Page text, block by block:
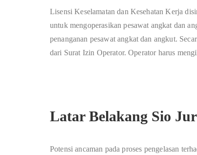
Lisensi Keselamatan dan Kesehatan Kerja
untuk mengoperasikan pesawat angkat dan
penanganan pesawat angkat dan angkut.
dari Surat Izin Operator. Operator harus
Latar Belakang Sio
Potensi ancaman pada proses pengelasan terha